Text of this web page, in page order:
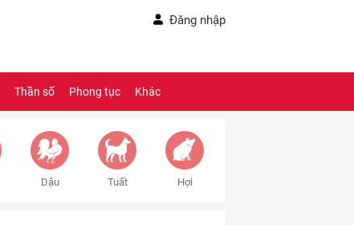
Đăng nhập
Thần số Phong tục Khác
Dậu Tuất Hợi